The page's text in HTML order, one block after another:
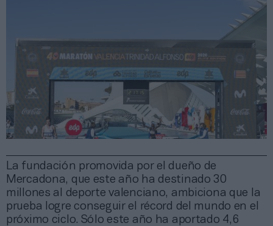
La fundación promovida por el dueño de
Mercadona, que este año ha destinado 30
millones al deporte valenciano, ambiciona que la
prueba logre conseguir el récord del mundo en el
próximo ciclo. Sólo este año ha aportado 4,6